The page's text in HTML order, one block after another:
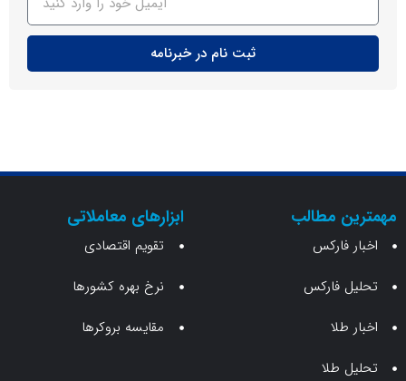
ثبت نام در خبرنامه
مطالب
فارکس
فارکس
ابزارهای معاملاتی
تقویم اقتصادی
نرخ بهره کشورها
مقایسه بروکرها